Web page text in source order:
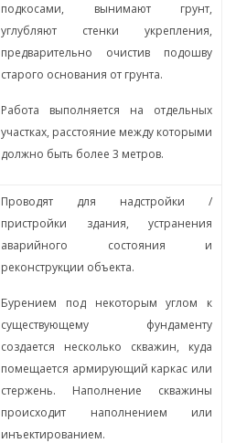
подкосами, вынимают грунт,
углубляют стенки укрепления,
предварительно очистив подошву
старого основания от грунта.
Работа выполняется на отдельных
участках, расстояние между которыми
должно быть более 3 метров.
Проводят для надстройки /
пристройки здания, устранения
аварийного состояния и
реконструкции объекта.
Бурением под некоторым углом к
существующему фундаменту
создается несколько скважин, куда
помещается армирующий каркас или
стержень. Наполнение скважины
происходит наполнением или
инъектированием.